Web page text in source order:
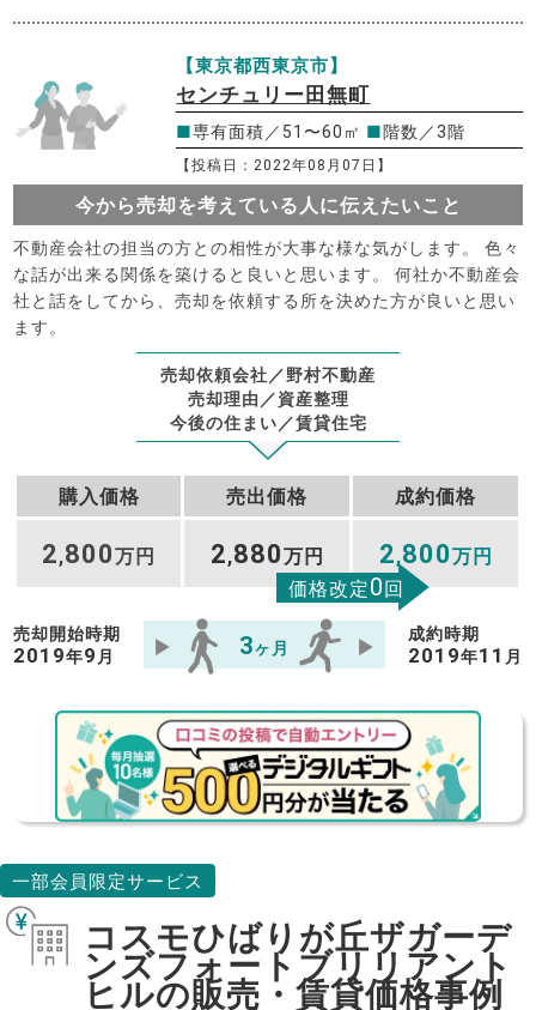
【東京都西東京市】
センチュリー田無町
■専有面積／51〜60㎡ ■階数／3階
【投稿日：2022年08月07日】
今から売却を考えている人に伝えたいこと
不動産会社の担当の方との相性が大事な様な気がします。 色々
な話が出来る関係を築けると良いと思います。 何社か不動産会
社と話をしてから、売却を依頼する所を決めた方が良いと思い
ます。
売却依頼会社／野村不動産
売却理由／資産整理
今後の住まい／賃貸住宅
購入価格 売出価格 成約価格
2,800万円 2,880万円 2,800万円
価格改定0回
売却開始時期
2019年9 月 3ヶ月
成約時期
2019年11 月
一部会員限定サービス
コスモひばりが丘ザガーデ
ンズフォートブリリアント
ヒルの販売・賃貸価格事例